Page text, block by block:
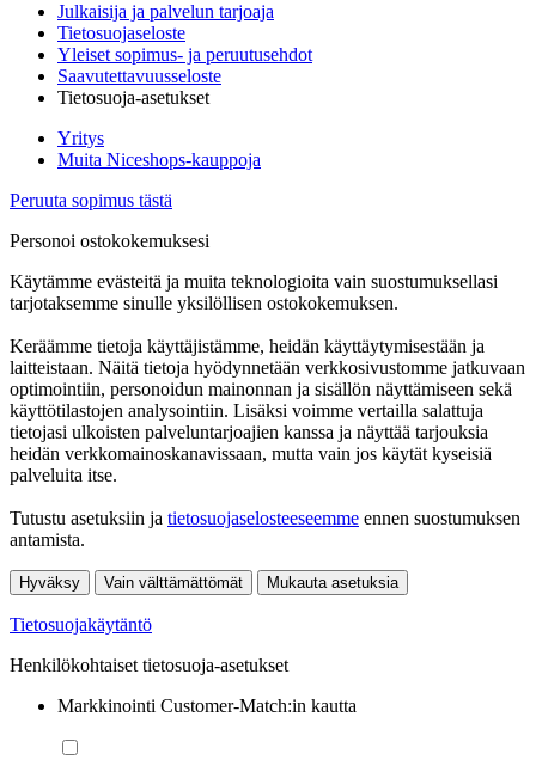
Julkaisija ja palvelun tarjoaja
Tietosuojaseloste
Yleiset sopimus- ja peruutusehdot
Saavutettavuusseloste
Tietosuoja-asetukset
Yritys
Muita Niceshops-kauppoja
Peruuta sopimus tästä
Personoi ostokokemuksesi
Käytämme evästeitä ja muita teknologioita vain suostumuksellasi
tarjotaksemme sinulle yksilöllisen ostokokemuksen.
Keräämme tietoja käyttäjistämme, heidän käyttäytymisestään ja
laitteistaan. Näitä tietoja hyödynnetään verkkosivustomme jatkuvaan
optimointiin, personoidun mainonnan ja sisällön näyttämiseen sekä
käyttötilastojen analysointiin. Lisäksi voimme vertailla salattuja
tietojasi ulkoisten palveluntarjoajien kanssa ja näyttää tarjouksia
heidän verkkomainoskanavissaan, mutta vain jos käytät kyseisiä
palveluita itse.
Tutustu asetuksiin ja tietosuojaselosteeseemme ennen suostumuksen
antamista.
Hyväksy Vain välttämättömät Mukauta asetuksia
Tietosuojakäytäntö
Henkilökohtaiset tietosuoja-asetukset
Markkinointi Customer-Match:in kautta